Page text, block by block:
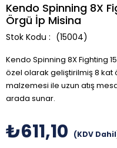
Kendo Spinning 8X
Örgü İp Misina
(15004)
Kendo Spinning 8X Fighting
özel olarak geliştirilmiş 8 kat
malzemesi ile uzun atış
arada sunar.
₺611,10 (KDV